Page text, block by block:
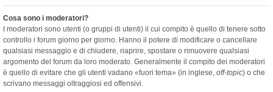
Cosa sono i moderatori?
I moderatori sono utenti (o gruppi di utenti) il cui compito è quello di tenere sotto
controllo i forum giorno per giorno. Hanno il potere di modificare o cancellare
qualsiasi messaggio e di chiudere, riaprire, spostare o rimuovere qualsiasi
argomento del forum da loro moderato. Generalmente il compito dei moderatori
è quello di evitare che gli utenti vadano «fuori tema» (in inglese, off-topic) o che
scrivano messaggi oltraggiosi ed offensivi.